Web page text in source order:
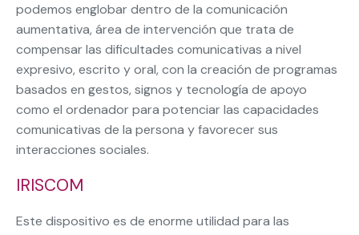
podemos englobar dentro de la comunicación
aumentativa, área de intervención que trata de
compensar las dificultades comunicativas a nivel
expresivo, escrito y oral, con la creación de programas
basados en gestos, signos y tecnología de apoyo
como el ordenador para potenciar las capacidades
comunicativas de la persona y favorecer sus
interacciones sociales.
IRISCOM
Este dispositivo es de enorme utilidad para las